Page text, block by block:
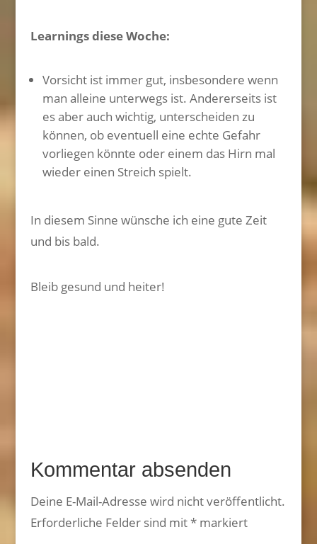
Learnings diese Woche:
Vorsicht ist immer gut, insbesondere wenn
man alleine unterwegs ist. Andererseits ist
es aber auch wichtig, unterscheiden zu
können, ob eventuell eine echte Gefahr
vorliegen könnte oder einem das Hirn mal
wieder einen Streich spielt.
In diesem Sinne wünsche ich eine gute Zeit
und bis bald.
Bleib gesund und heiter!
Kommentar absenden
Deine E-Mail-Adresse wird nicht veröffentlicht.
Erforderliche Felder sind mit*markiert